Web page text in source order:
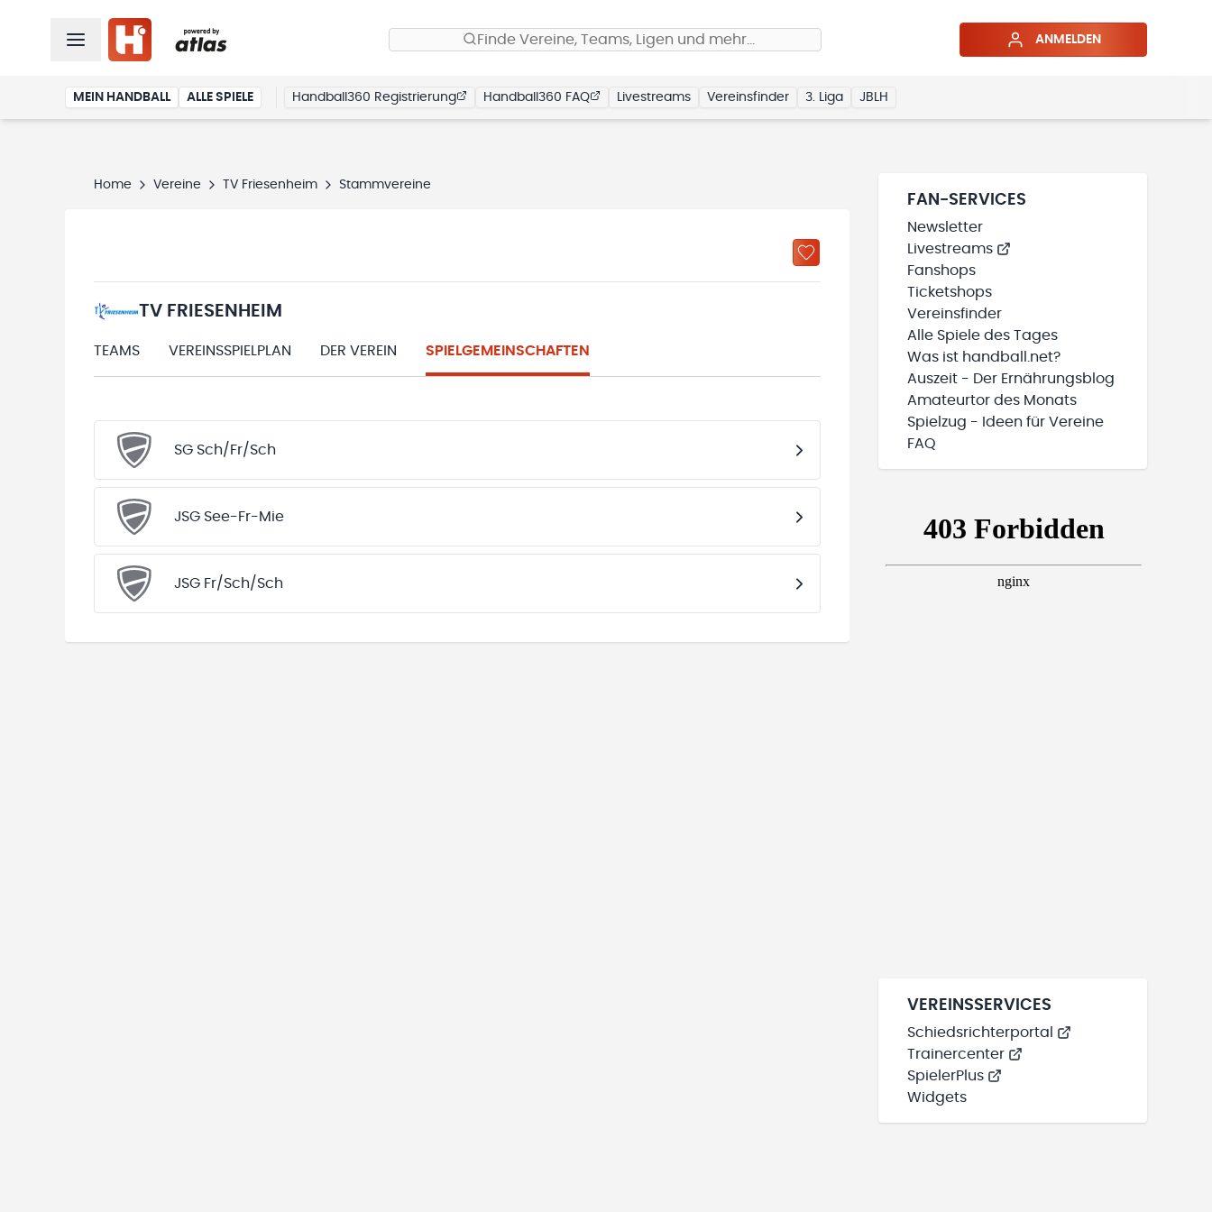
Finde Vereine, Teams, Ligen und mehr… ANMELDEN
MEIN HANDBALL ALLE SPIELE Handball360 Registrierung Handball360 FAQ Livestreams Vereinsfinder 3. Liga JBLH
Home Vereine TV Friesenheim Stammvereine
TV FRIESENHEIM
TEAMS VEREINSSPIELPLAN DER VEREIN SPIELGEMEINSCHAFTEN
SG Sch/Fr/Sch
JSG See-Fr-Mie
JSG Fr/Sch/Sch
FAN-SERVICES
Newsletter
Livestreams
Fanshops
Ticketshops
Vereinsfinder
Alle Spiele des Tages
Was ist handball.net?
Auszeit - Der Ernährungsblog
Amateurtor des Monats
Spielzug - Ideen für Vereine
FAQ
VEREINSSERVICES
Schiedsrichterportal
Trainercenter
SpielerPlus
Widgets